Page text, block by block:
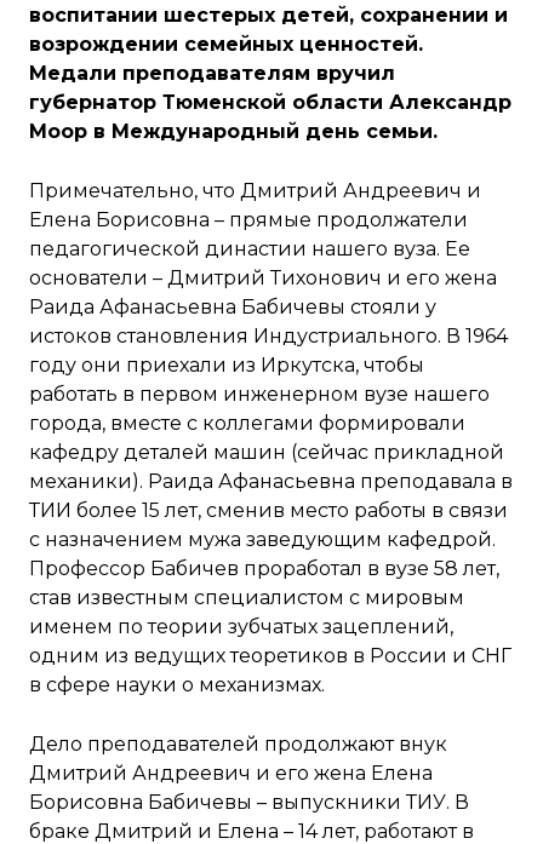
воспитании шестерых детей, сохранении и
возрождении семейных ценностей.
Медали преподавателям вручил
губернатор Тюменской области Александр
Моор в Международный день семьи.
Примечательно, что Дмитрий Андреевич и
Елена Борисовна – прямые продолжатели
педагогической династии нашего вуза. Ее
основатели – Дмитрий Тихонович и его жена
Раида Афанасьевна Бабичевы стояли у
истоков становления Индустриального. В 1964
году они приехали из Иркутска, чтобы
работать в первом инженерном вузе нашего
города, вместе с коллегами формировали
кафедру деталей машин (сейчас прикладной
механики). Раида Афанасьевна преподавала в
ТИИ более 15 лет, сменив место работы в связи
с назначением мужа заведующим кафедрой.
Профессор Бабичев проработал в вузе 58 лет,
став известным специалистом с мировым
именем по теории зубчатых зацеплений,
одним из ведущих теоретиков в России и СНГ
в сфере науки о механизмах.
Дело преподавателей продолжают внук
Дмитрий Андреевич и его жена Елена
Борисовна Бабичевы – выпускники ТИУ. В
браке Дмитрий и Елена – 14 лет, работают в